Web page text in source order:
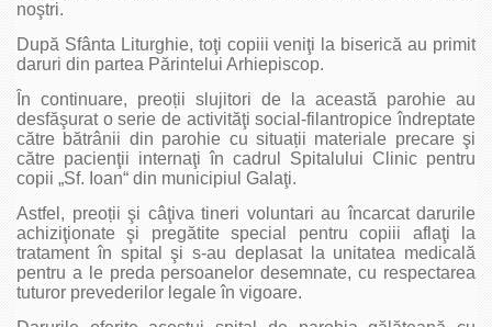
noştri.
După Sfânta Liturghie, toţi copiii veniţi la biserică au primit
daruri din partea Părintelui Arhiepiscop.
În continuare, preoții slujitori de la această parohie au
desfăşurat o serie de activităţi social-filantropice îndreptate
către bătrânii din parohie cu situații materiale precare şi
către pacienţii internaţi în cadrul Spitalului Clinic pentru
copii „Sf. Ioan“ din municipiul Galaţi.
Astfel, preoții şi câţiva tineri voluntari au încarcat darurile
achiziţionate şi pregătite special pentru copiii aflaţi la
tratament în spital şi s-au deplasat la unitatea medicală
pentru a le preda persoanelor desemnate, cu respectarea
tuturor prevederilor legale în vigoare.